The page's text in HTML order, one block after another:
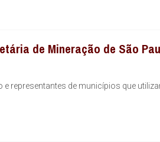
de Mineração de São
representantes de municípios que